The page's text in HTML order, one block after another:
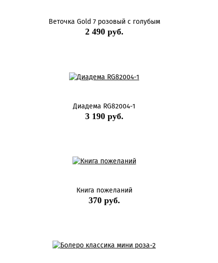
Веточка Gold 7 розовый с голубым
2 490 руб.
Диадема RG82004-1
3 190 руб.
Книга пожеланий
370 руб.